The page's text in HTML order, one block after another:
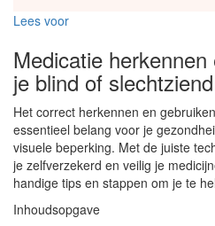
(Accesskey
Spring
Organisaties
Spring
Social
media
Lees voor
Medicatie
je blind of
Het correct herkennen en
essentieel belang voor je
visuele beperking. Met de juiste
je zelfverzekerd en veilig je
handige tips en stappen om je te
Inhoudsopgave